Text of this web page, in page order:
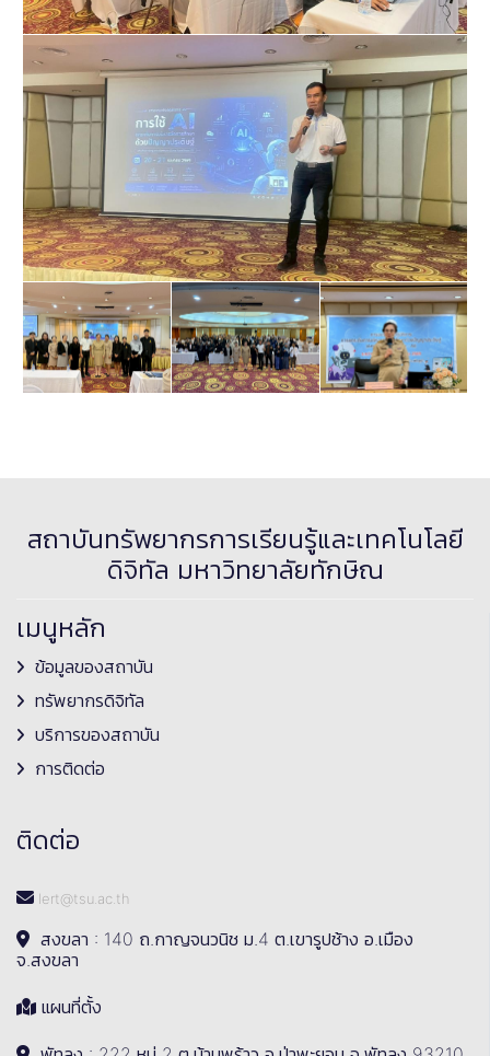
สถาบันทรัพยากรการเรียนรู้และเทคโนโลยี
ดิจิทัล มหาวิทยาลัยทักษิณ
เมนูหลัก
ข้อมูลของสถาบัน
ทรัพยากรดิจิทัล
บริการของสถาบัน
การติดต่อ
ติดต่อ
lert@tsu.ac.th
สงขลา : 140 ถ.กาญจนวนิช ม.4 ต.เขารูปช้าง อ.เมือง
จ.สงขลา
แผนที่ตั้ง